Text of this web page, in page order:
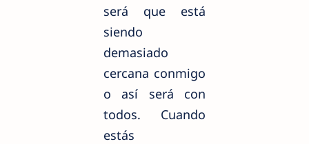
será que está
siendo
demasiado
cercana conmigo
o así será con
todos. Cuando
estás